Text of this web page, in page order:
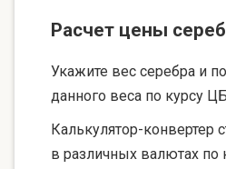
Расчет цены
Укажите вес серебра и
данного веса по курсу
Калькулятор-конвертер
в различных валютах по